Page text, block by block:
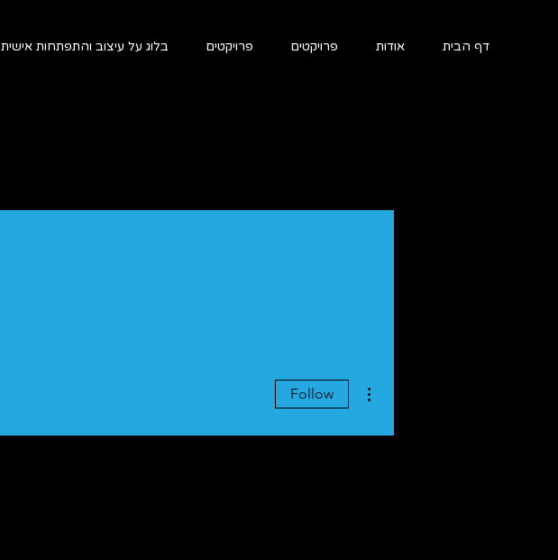
דף הבית אודות פרויקטים פרויקטים בלוג על עיצוב והתפתחות אישית
Follow